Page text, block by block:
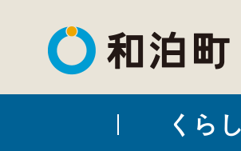
和泊町
くら